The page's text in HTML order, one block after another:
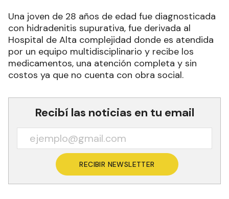
Una joven de 28 años de edad fue diagnosticada
con hidradenitis supurativa, fue derivada al
Hospital de Alta complejidad donde es atendida
por un equipo multidisciplinario y recibe los
medicamentos, una atención completa y sin
costos ya que no cuenta con obra social.
Recibí las noticias en tu email
RECIBIR NEWSLETTER